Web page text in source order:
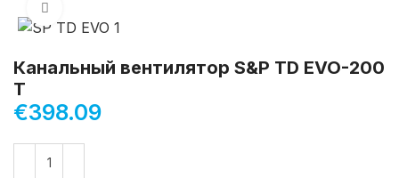
Канальный вентилятор S&P TD EVO-200
T
€398.09